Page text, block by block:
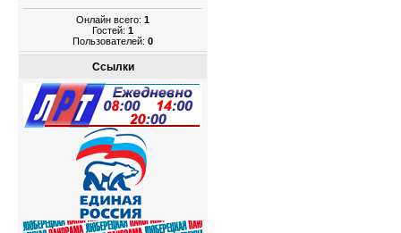
Онлайн всего: 1
Гостей: 1
Пользователей: 0
Ссылки